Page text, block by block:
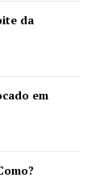
da
em